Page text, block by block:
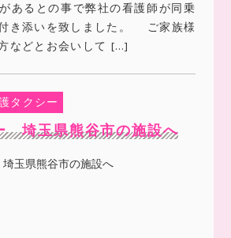
あるとの事で弊社の看護師が同乗
き添いを致しました。 ご家族様
などとお会いして […]
タクシー
埼玉県熊谷市の施設へ